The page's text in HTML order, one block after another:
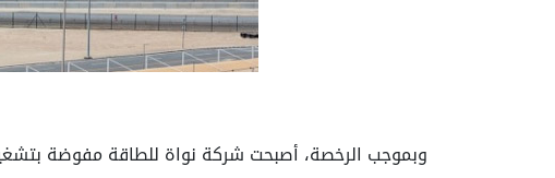
وبموجب الرخصة، أصبحت شركة نواة للطاقة مفوضة